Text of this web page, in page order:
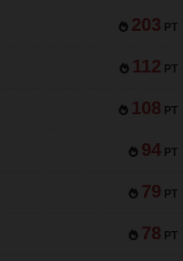
203 PT
112 PT
108 PT
94 PT
79 PT
78 PT